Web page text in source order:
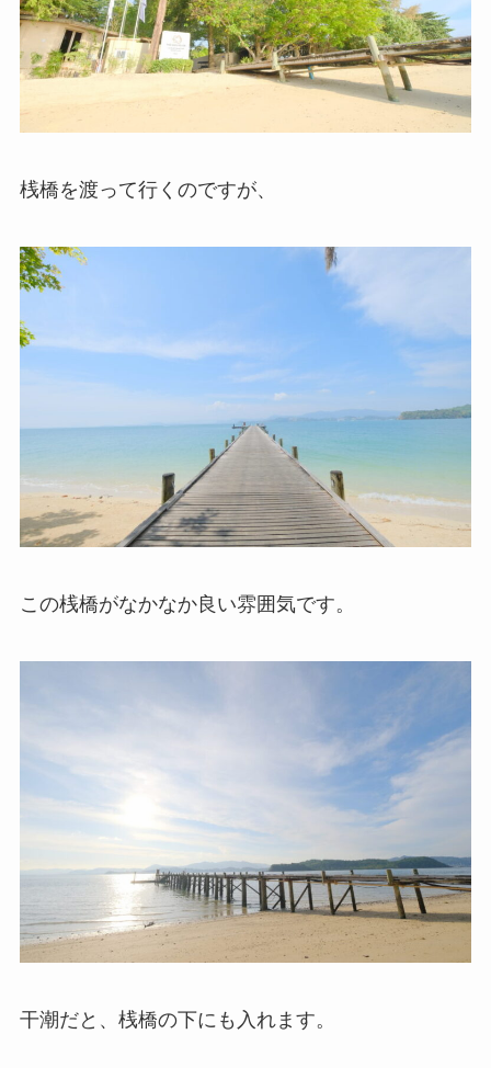
桟橋を渡って行くのですが、
この桟橋がなかなか良い雰囲気です。
干潮だと、桟橋の下にも入れます。